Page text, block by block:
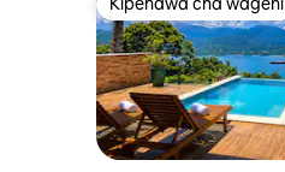
Kipendwa cha wageni